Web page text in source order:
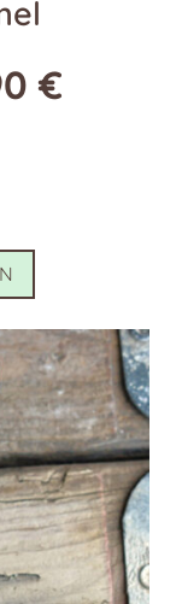
€
Dieses
weist
mehrere
Varianten
auf.
Die
Optionen
können
auf
der
Produktseite